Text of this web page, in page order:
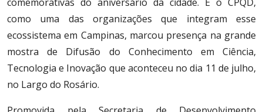
comemorativas do aniversário da cidade. E o CPQD,
como uma das organizações que integram esse
ecossistema em Campinas, marcou presença na grande
mostra de Difusão do Conhecimento em Ciência,
Tecnologia e Inovação que aconteceu no dia 11 de julho,
no Largo do Rosário.